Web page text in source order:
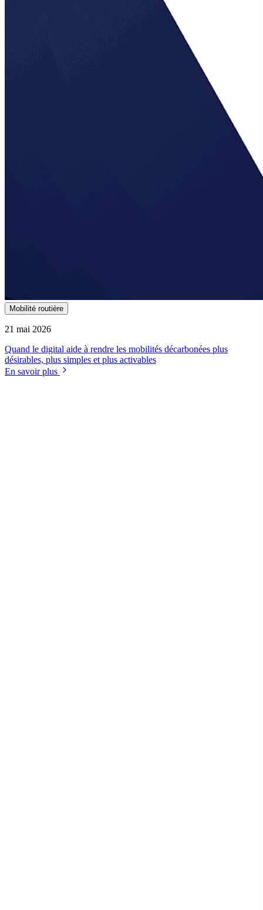
Mobilité routière
21 mai 2026
Quand le digital aide à rendre les mobilités décarbonées plus
désirables, plus simples et plus activables
En savoir plus